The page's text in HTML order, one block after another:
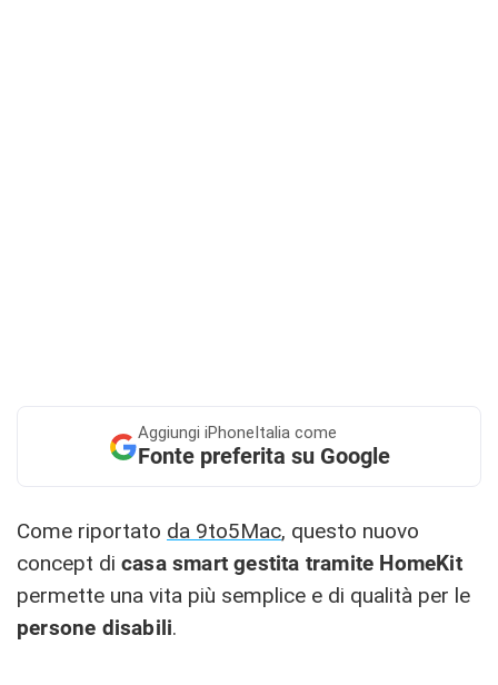
Aggiungi iPhoneItalia come
Fonte preferita su Google
Come riportato da 9to5Mac, questo nuovo
concept di casa smart gestita tramite HomeKit
permette una vita più semplice e di qualità per le
persone disabili.